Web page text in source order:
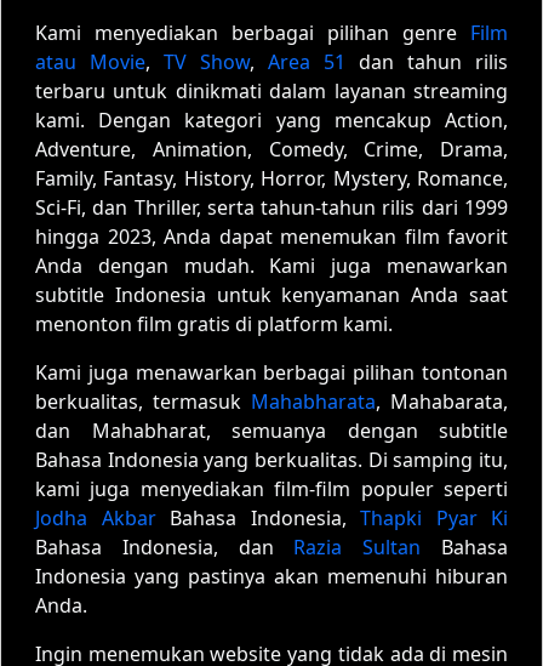
Kami menyediakan berbagai pilihan genre Film
atau Movie, TV Show, Area 51
dan tahun rilis
terbaru untuk dinikmati dalam layanan streaming
kami. Dengan kategori yang mencakup Action,
Adventure, Animation, Comedy, Crime, Drama,
Family, Fantasy, History, Horror, Mystery, Romance,
Sci-Fi, dan Thriller, serta tahun-tahun rilis dari 1999
hingga 2023, Anda dapat menemukan film favorit
Anda dengan mudah. Kami juga menawarkan
subtitle Indonesia untuk kenyamanan Anda saat
menonton film gratis di platform kami.
Kami juga menawarkan berbagai pilihan tontonan
berkualitas, termasuk Mahabharata, Mahabarata,
dan Mahabharat, semuanya dengan subtitle
Bahasa Indonesia yang berkualitas. Di samping itu,
kami juga menyediakan film-film populer seperti
Jodha AkbarBahasa Indonesia, Thapki Pyar Ki
Bahasa Indonesia, dan Razia Sultan Bahasa
Indonesia yang pastinya akan memenuhi hiburan
Anda.
Ingin menemukan website yang tidak ada di mesin